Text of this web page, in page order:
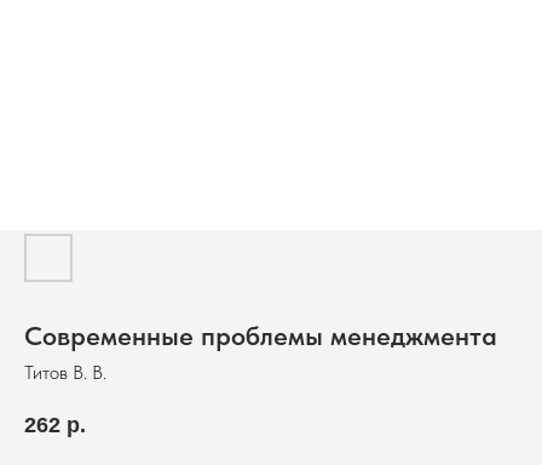
Современные проблемы менеджмента
Титов В. В.
262 р.